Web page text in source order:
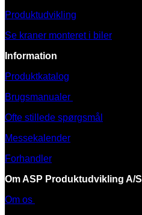
Produktudvikling
Se kraner monteret i biler
Information
Produktkatalog
Brugsmanualer
Ofte stillede spørgsmål
Messekalender
Forhandler
Om ASP Produktudvikling A/S
Om os